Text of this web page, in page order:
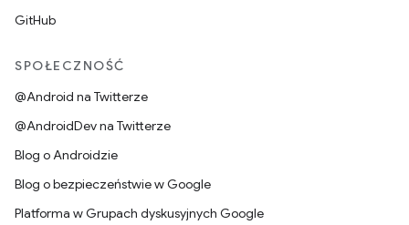
GitHub
SPOŁECZNOŚĆ
@Android na Twitterze
@AndroidDev na Twitterze
Blog o Androidzie
Blog o bezpieczeństwie w Google
Platforma w Grupach dyskusyjnych Google